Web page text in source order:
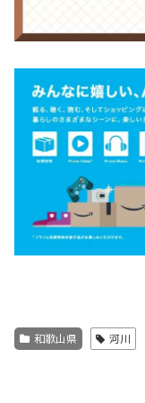
和歌山県 河川